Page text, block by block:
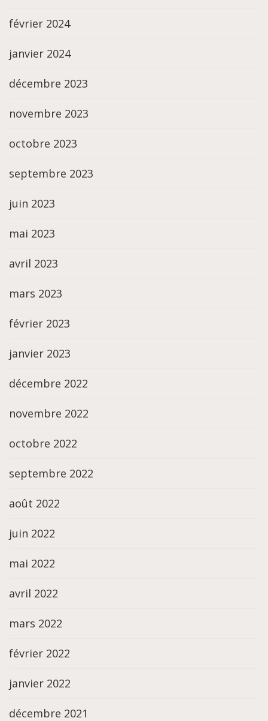
février 2024
janvier 2024
décembre 2023
novembre 2023
octobre 2023
septembre 2023
juin 2023
mai 2023
avril 2023
mars 2023
février 2023
janvier 2023
décembre 2022
novembre 2022
octobre 2022
septembre 2022
août 2022
juin 2022
mai 2022
avril 2022
mars 2022
février 2022
janvier 2022
décembre 2021